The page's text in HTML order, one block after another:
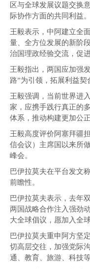
区与全球发展议题交换
际协作方面的共同利益。
王毅表示，中阿建立全
量、全方位发展的新阶
治国理政经验交流，促
王毅指出，两国应加强
路”为引领，拓展利益契
王毅强调，当前世界进
家，应携手践行真正的
体系，推动构建更加公
王毅高度评价阿塞拜疆
信会议）主席国以来所
峰会。
巴伊拉莫夫在平台发文
前瞻性。
巴伊拉莫夫表示，去年
两国战略合作注入强劲
大全球倡议，愿加入全
巴伊拉莫夫重申阿方坚
切高层交往，加强党际
通、教育、旅游、科技